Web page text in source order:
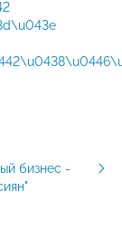
бизнес -